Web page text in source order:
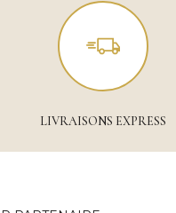
LIVRAISONS EXPRESS